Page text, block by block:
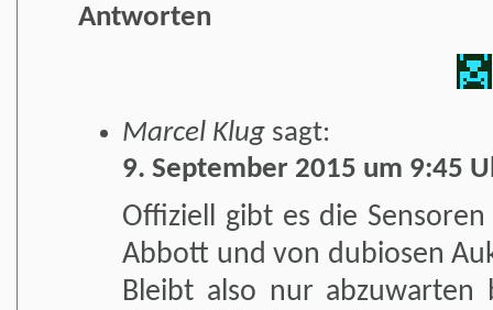
Antworten
Marcel Klug sagt:
9. September 2015 um 9:45
Offiziell gibt es die
Abbott und von dubiosen
Bleibt also nur